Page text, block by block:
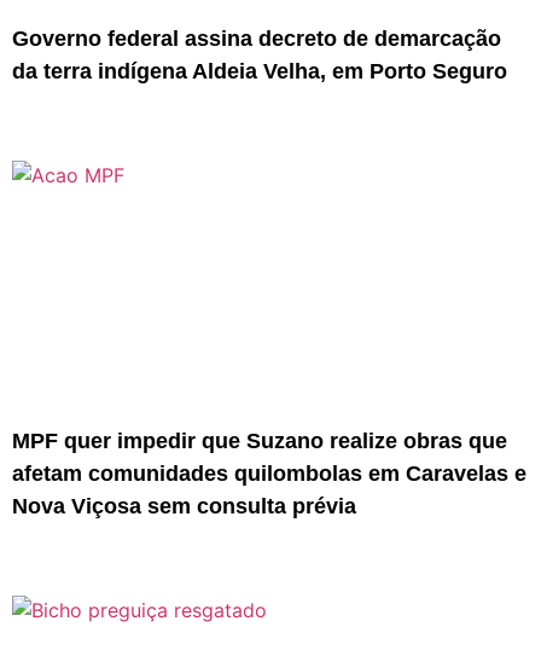
Governo federal assina decreto de demarcação
da terra indígena Aldeia Velha, em Porto Seguro
MPF quer impedir que Suzano realize obras que
afetam comunidades quilombolas em Caravelas e
Nova Viçosa sem consulta prévia